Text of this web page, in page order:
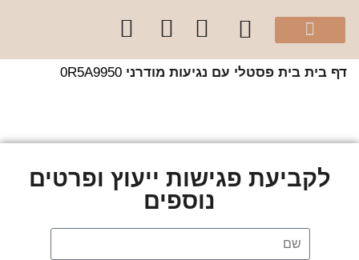
בית בית פסטלי עם נגיעות מודרני 0R5A9950
לקביעת פגישות ייעוץ ופרטים
נוספים